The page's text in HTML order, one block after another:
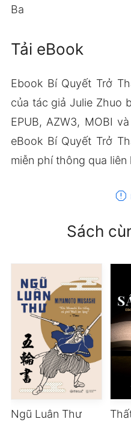
Ba
Tải eBook
Ebook Bí Quyết Trở
của tác giả Julie Zhuo
EPUB, AZW3, MOBI
eBook Bí Quyết Trở
miễn phí thông qua liên
report
Sách
Ngũ Luân Thư